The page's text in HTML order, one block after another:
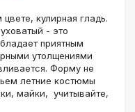
кулирная гладь.
- это
приятным
утолщениями
Форму не
летние костюмы
майки, учитывайте,